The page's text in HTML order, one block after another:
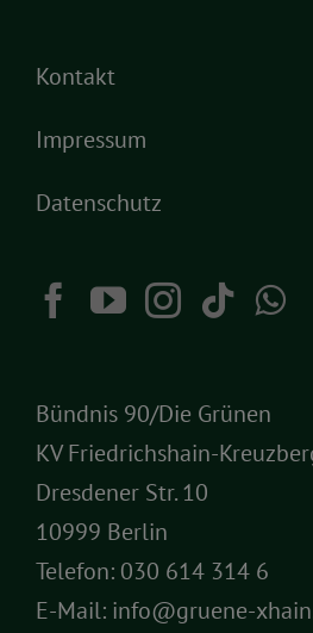
Kontakt
Impressum
Datenschutz
Bündnis 90/Die Grünen
KV Friedrichshain-
Dresdener Str. 10
10999 Berlin
Telefon: 030 614 314 6
E-Mail: info@gruene-